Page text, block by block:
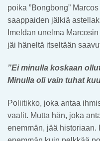
poika ”Bongbong”
saappaiden jälkiä
Imeldan unelma
jäi häneltä itseltään
”Ei minulla koskaan
Minulla oli vain tuhat
Poliitikko, joka antaa
vaalit. Mutta hän, joka
enemmän, jää